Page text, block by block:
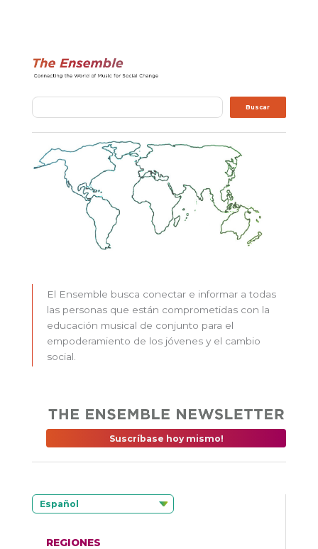
Buscar Buscar
El Ensemble busca conectar e informar a todas
las personas que están comprometidas con la
educación musical de conjunto para el
empoderamiento de los jóvenes y el cambio
social.
Suscríbase hoy mismo!
Español
REGIONES